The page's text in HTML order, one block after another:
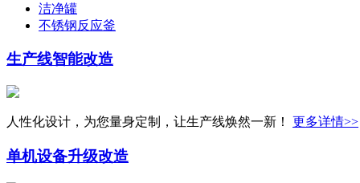
洁净罐
不锈钢反应釜
生产线智能改造
人性化设计，为您量身定制，让生产线焕然一新！ 更多详情>>
单机设备升级改造